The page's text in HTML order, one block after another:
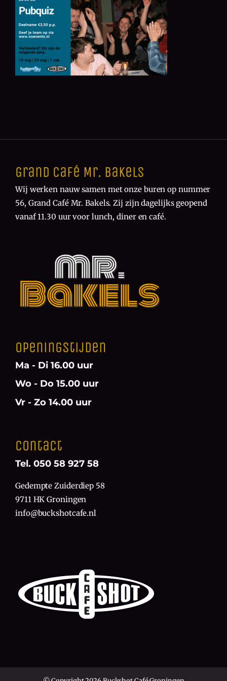
Grand Café Mr. Bakels
Wij werken nauw samen met onze buren op nummer
56, Grand Café Mr. Bakels. Zij zijn dagelijks geopend
vanaf 11.30 uur voor lunch, diner en café.
Openingstijden
Ma - Di 16.00 uur
Wo - Do 15.00 uur
Vr - Zo 14.00 uur
Contact
Tel. 050 58 927 58
Gedempte Zuiderdiep 58
9711 HK Groningen
info@buckshotcafe.nl